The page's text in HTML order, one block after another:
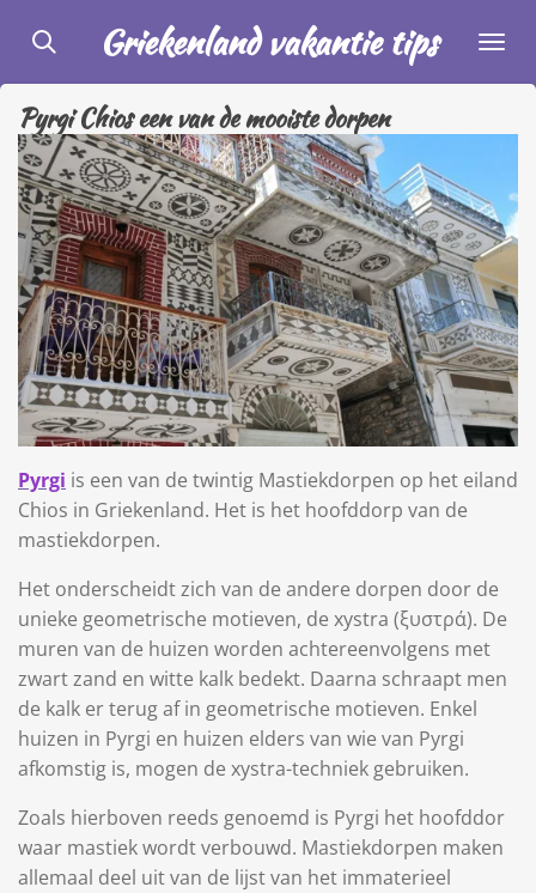
direct
naar
de
hoofdinhoud
Griekenland vakantie tips
Pyrgi Chios een van de mooiste dorpen
Pyrgi is een van de twintig Mastiekdorpen op het eiland
Chios in Griekenland. Het is het hoofddorp van de
mastiekdorpen.
Het onderscheidt zich van de andere dorpen door de
unieke geometrische motieven, de xystra (ξυστρά). De
muren van de huizen worden achtereenvolgens met
zwart zand en witte kalk bedekt. Daarna schraapt men
de kalk er terug af in geometrische motieven. Enkel
huizen in Pyrgi en huizen elders van wie van Pyrgi
afkomstig is, mogen de xystra-techniek gebruiken.
Zoals hierboven reeds genoemd is Pyrgi het hoofddor
waar mastiek wordt verbouwd. Mastiekdorpen maken
allemaal deel uit van de lijst van het immaterieel